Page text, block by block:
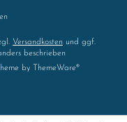
Versandkosten und ggf.
beschrieben
by
ThemeWare®